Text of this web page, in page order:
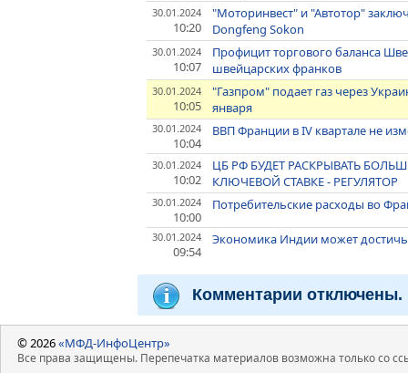
30.01.2024
10:20
"Моторинвест" и "Автотор"
Dongfeng Sokon
30.01.2024
10:07
Профицит торгового баланса
швейцарских франков
30.01.2024
10:05
"Газпром" подает газ через
января
30.01.2024
10:04
ВВП Франции в IV квартале не
30.01.2024
10:02
ЦБ РФ БУДЕТ РАСКРЫВАТЬ
КЛЮЧЕВОЙ СТАВКЕ - РЕГУЛЯТОР
30.01.2024
10:00
Потребительские расходы во
30.01.2024
09:54
Экономика Индии может
Комментарии отключены.
© 2026«МФД-ИнфоЦентр»
Все права защищены. Перепечатка материалов возможна только со